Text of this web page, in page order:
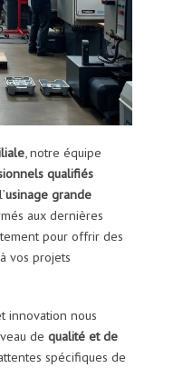
, notre équipe
qualifiés
usinage grande
aux dernières
pour offrir des
vos projets
innovation nous
de qualité et de
spécifiques de